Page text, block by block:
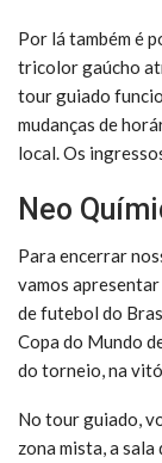
Por lá também é
tricolor gaúcho
tour guiado
mudanças de
local. Os
Neo
Para encerrar
vamos
de futebol do
Copa do Mundo
do torneio, na
No tour guiado,
zona mista, a